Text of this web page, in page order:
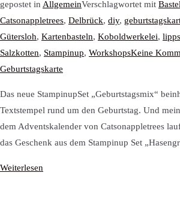
gepostet in AllgemeinVerschlagwortet mit
Catsonappletrees, Delbrück, diy,
Gütersloh, Kartenbasteln, Koboldwerkelei,
Salzkotten, Stampinup, WorkshopsKeine
Geburtstagskarte
Das neue StampinupSet „Geburtstagsmix“
Textstempel rund um den Geburtstag. Und
dem Adventskalender von Catsonappletrees
das Geschenk aus dem Stampinup Set
Weiterlesen